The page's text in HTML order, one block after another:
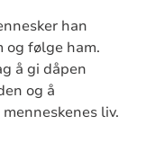
han
og følge ham.
å gi dåpen
og å
liv.